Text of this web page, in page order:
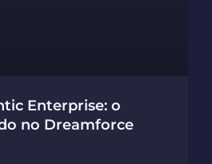
Enterprise: o
no Dreamforce